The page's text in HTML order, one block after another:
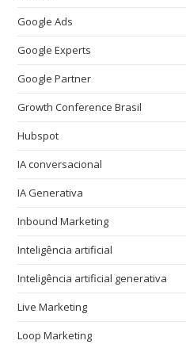
Google Ads
Google Experts
Google Partner
Growth Conference Brasil
Hubspot
IA conversacional
IA Generativa
Inbound Marketing
Inteligência artificial
Inteligência artificial generativa
Live Marketing
Loop Marketing